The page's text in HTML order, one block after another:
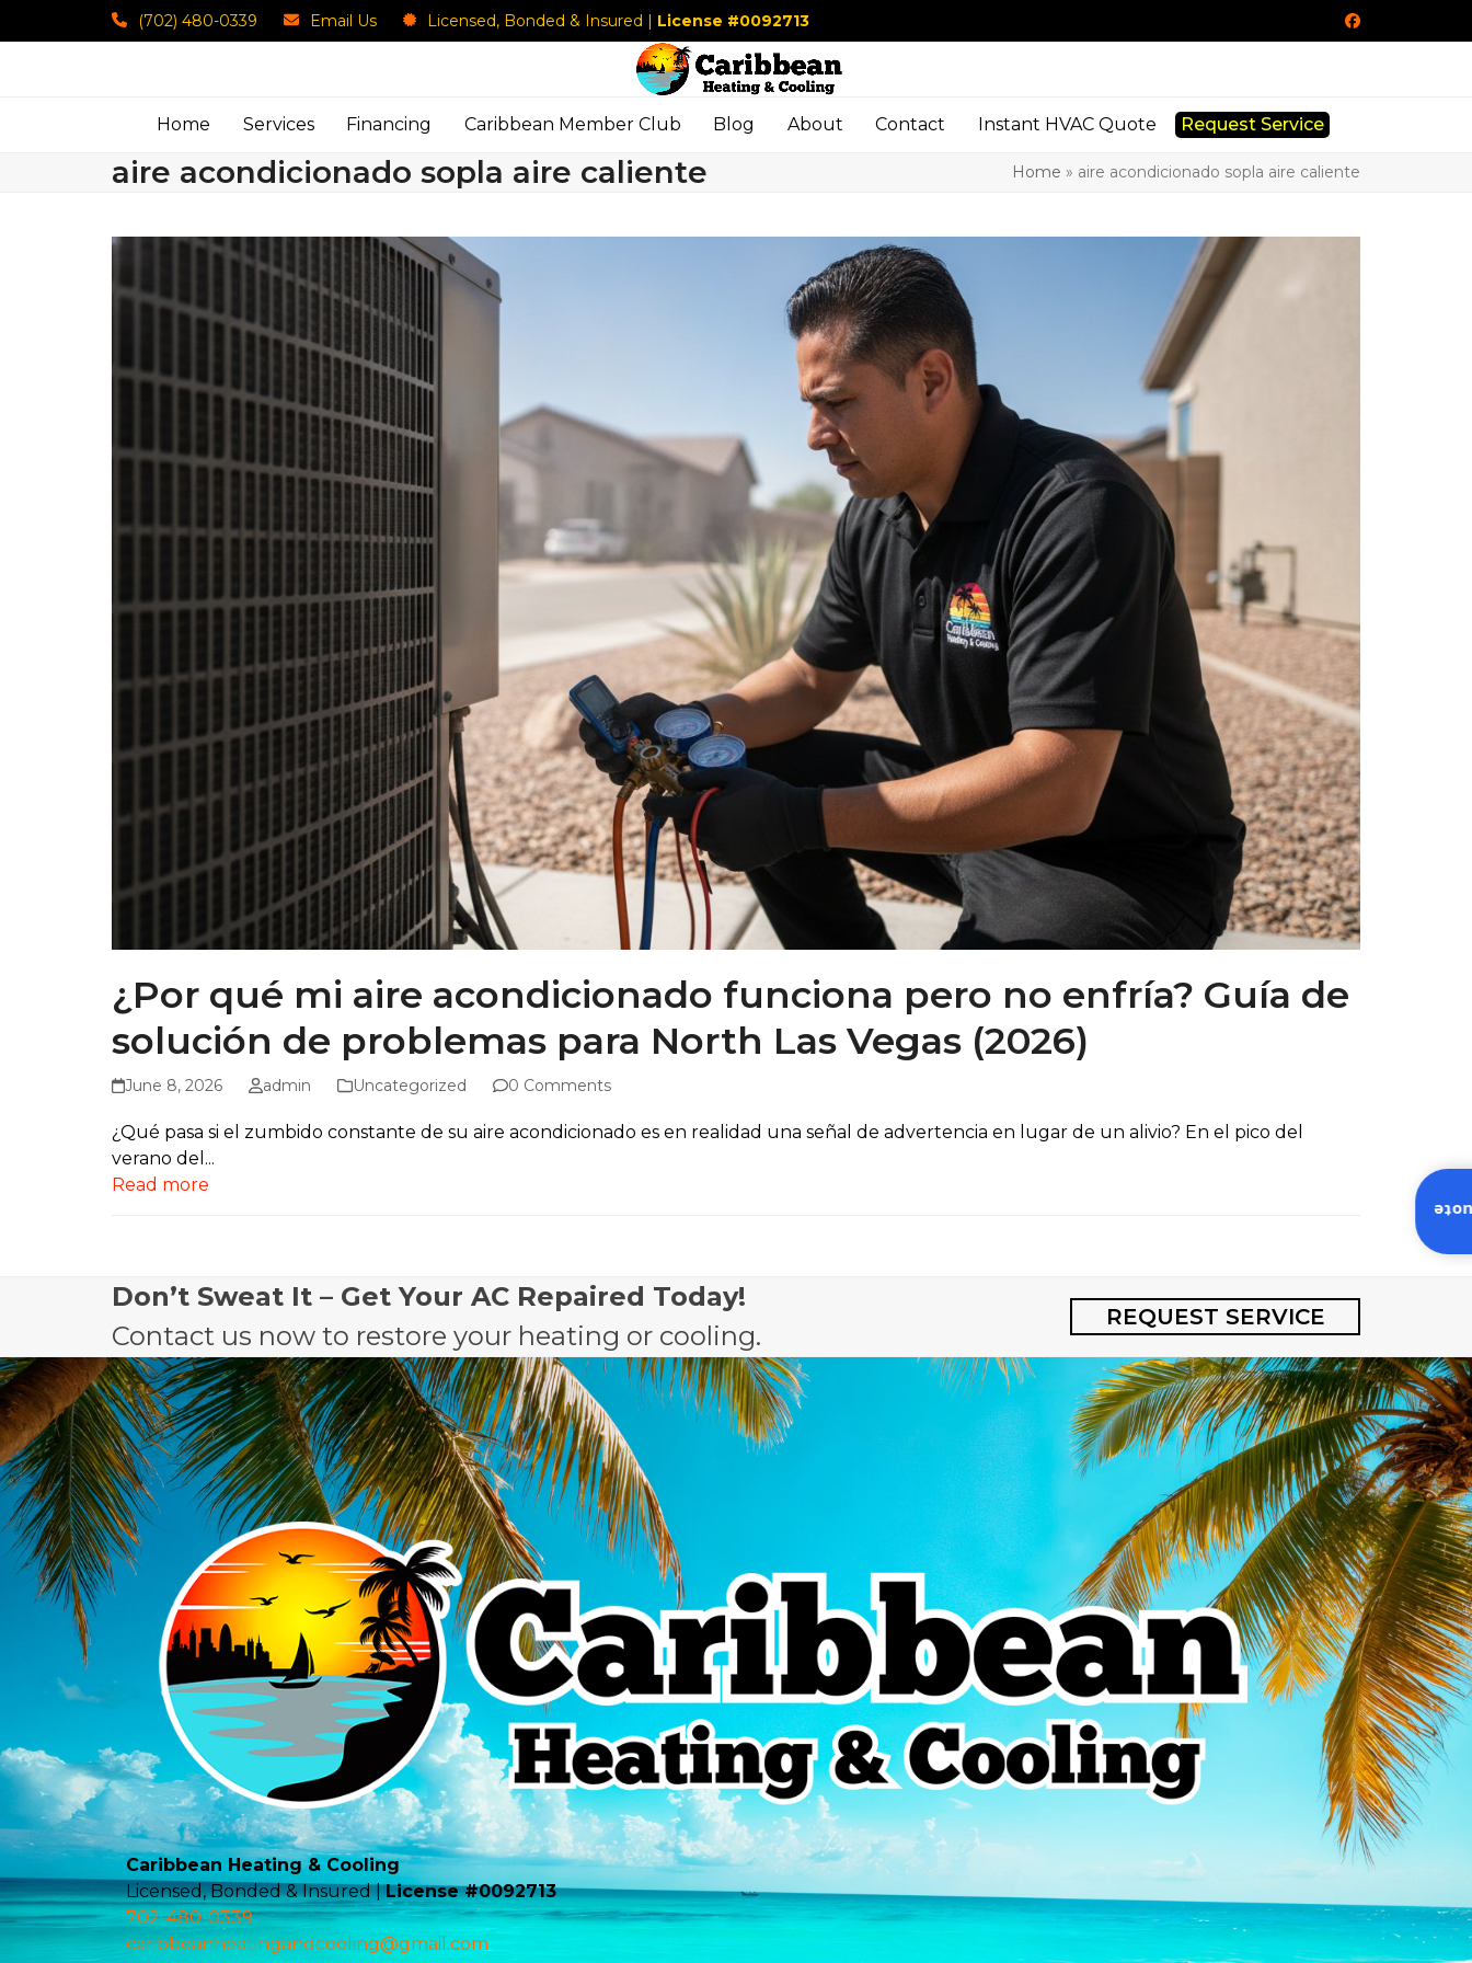
to
(702) 480-0339 Email Us Licensed, Bonded & Insured | License #0092713 Facebook
Home Services Financing Caribbean Member Club Blog About Contact Instant HVAC Quote Request Service
aire acondicionado sopla aire caliente Home » aire acondicionado sopla aire caliente
¿Por qué mi aire acondicionado funciona pero no enfría? Guía de
solución de problemas para North Las Vegas (2026)
June 8, 2026 admin Uncategorized 0 Comments
¿Qué pasa si el zumbido constante de su aire acondicionado es en realidad una señal de advertencia en lugar de un alivio? En el pico del
verano del...
Read more
Don’t Sweat It – Get Your AC Repaired Today!
Contact us now to restore your heating or cooling.
REQUEST SERVICE
Caribbean Heating & Cooling
Licensed, Bonded & Insured |License #0092713
702-480-0339
caribbeanheatingandcooling@gmail.com